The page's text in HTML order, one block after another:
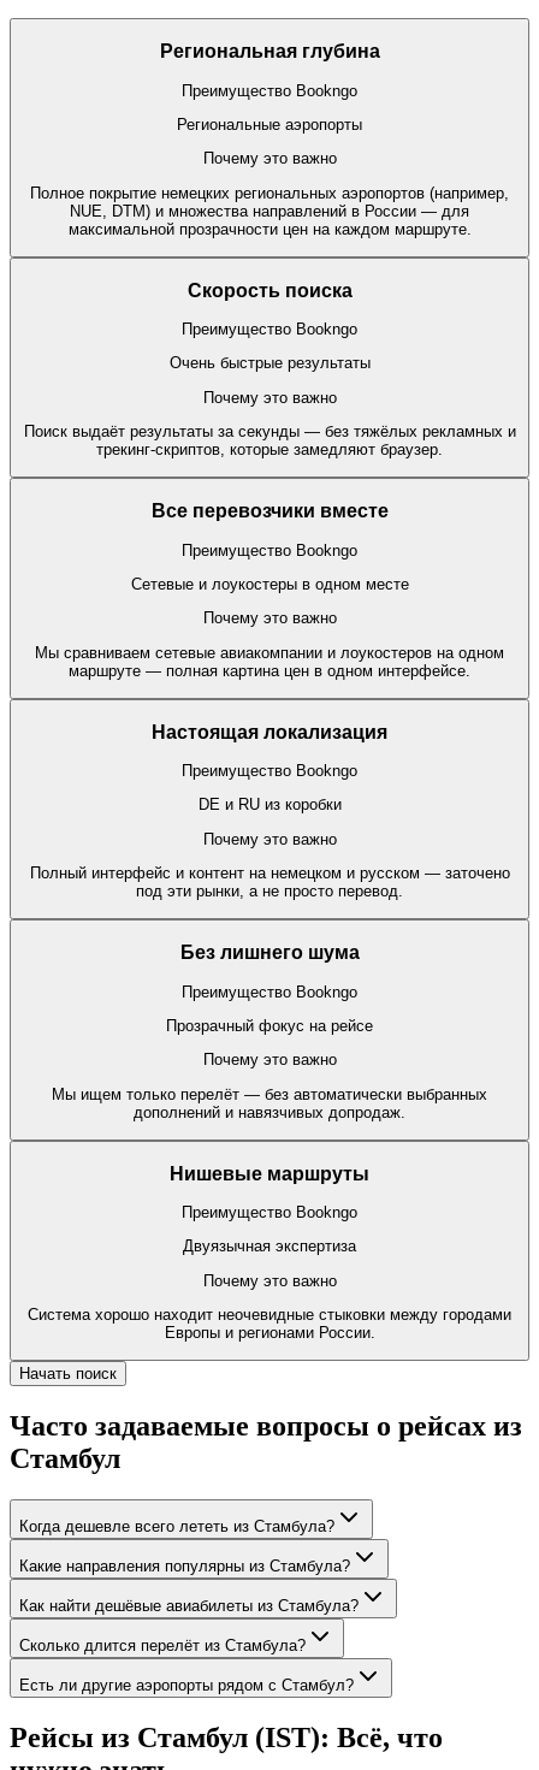
Региональная глубина
Преимущество Bookngo
Региональные аэропорты
Почему это важно
Полное покрытие немецких региональных аэропортов (например,
NUE, DTM) и множества направлений в России — для
максимальной прозрачности цен на каждом маршруте.
Скорость поиска
Преимущество Bookngo
Очень быстрые результаты
Почему это важно
Поиск выдаёт результаты за секунды — без тяжёлых рекламных и
трекинг-скриптов, которые замедляют браузер.
Все перевозчики вместе
Преимущество Bookngo
Сетевые и лоукостеры в одном месте
Почему это важно
Мы сравниваем сетевые авиакомпании и лоукостеров на одном
маршруте — полная картина цен в одном интерфейсе.
Настоящая локализация
Преимущество Bookngo
DE и RU из коробки
Почему это важно
Полный интерфейс и контент на немецком и русском — заточено
под эти рынки, а не просто перевод.
Без лишнего шума
Преимущество Bookngo
Прозрачный фокус на рейсе
Почему это важно
Мы ищем только перелёт — без автоматически выбранных
дополнений и навязчивых допродаж.
Нишевые маршруты
Преимущество Bookngo
Двуязычная экспертиза
Почему это важно
Система хорошо находит неочевидные стыковки между городами
Европы и регионами России.
Начать поиск
Часто задаваемые вопросы о рейсах из
Стамбул
Когда дешевле всего лететь из Стамбула?
Какие направления популярны из Стамбула?
Как найти дешёвые авиабилеты из Стамбула?
Сколько длится перелёт из Стамбула?
Есть ли другие аэропорты рядом с Стамбул?
Рейсы из Стамбул (IST): Всё, что